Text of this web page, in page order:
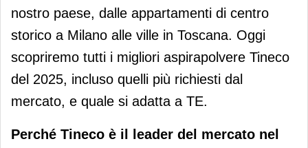
nostro paese, dalle appartamenti di centro
storico a Milano alle ville in Toscana. Oggi
scopriremo tutti i migliori aspirapolvere Tineco
del 2025, incluso quelli più richiesti dal
mercato, e quale si adatta a TE.
Perché Tineco è il leader del mercato nel